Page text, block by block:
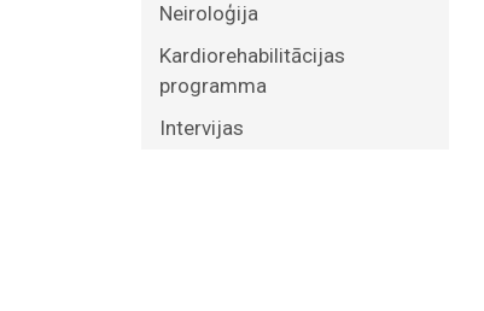
Neiroloģija
Kardiorehabilitācijas
programma
Intervijas